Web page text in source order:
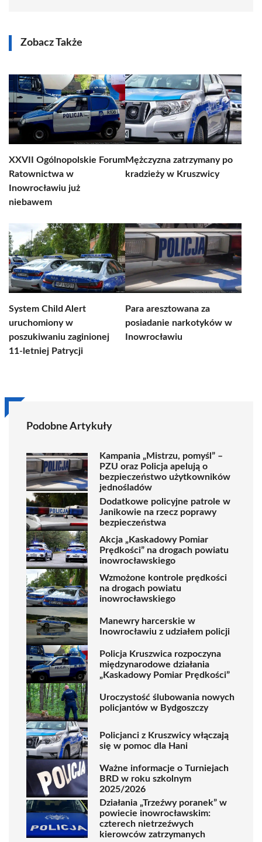
Zobacz Także
XXVII Ogólnopolskie Forum
Ratownictwa w
Inowrocławiu już
niebawem
Mężczyzna zatrzymany po
kradzieży w Kruszwicy
System Child Alert
uruchomiony w
poszukiwaniu zaginionej
11-letniej Patrycji
Para aresztowana za
posiadanie narkotyków w
Inowrocławiu
Podobne Artykuły
Kampania „Mistrzu, pomyśl” –
PZU oraz Policja apelują o
bezpieczeństwo użytkowników
jednośladów
Dodatkowe policyjne patrole w
Janikowie na rzecz poprawy
bezpieczeństwa
Akcja „Kaskadowy Pomiar
Prędkości” na drogach powiatu
inowrocławskiego
Wzmożone kontrole prędkości
na drogach powiatu
inowrocławskiego
Manewry harcerskie w
Inowrocławiu z udziałem policji
Policja Kruszwica rozpoczyna
międzynarodowe działania
„Kaskadowy Pomiar Prędkości”
Uroczystość ślubowania nowych
policjantów w Bydgoszczy
Policjanci z Kruszwicy włączają
się w pomoc dla Hani
Ważne informacje o Turniejach
BRD w roku szkolnym
2025/2026
Działania „Trzeźwy poranek” w
powiecie inowrocławskim:
czterech nietrzeźwych
kierowców zatrzymanych